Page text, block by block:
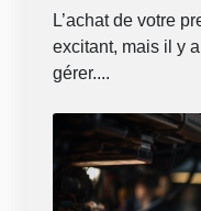
L’achat de votre
excitant, mais il y
gérer....